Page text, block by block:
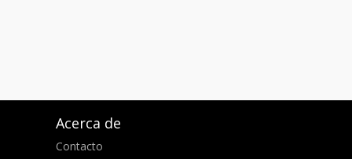
Acerca de
Contacto